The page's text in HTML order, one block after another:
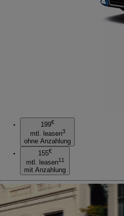
199€
mtl. leasen3
ohne Anzahlung
155€
mtl. leasen11
mit Anzahlung